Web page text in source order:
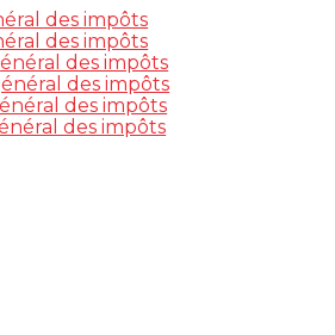
des impôts
des impôts
des impôts
des impôts
des impôts
des impôts